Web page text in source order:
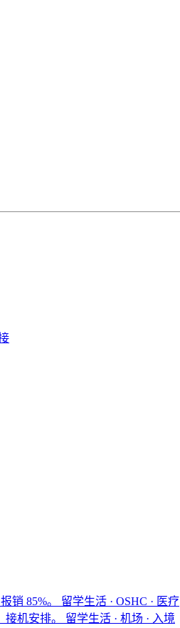
销 85%。 留学生活 · OSHC · 医疗
接机安排。 留学生活 · 机场 · 入境